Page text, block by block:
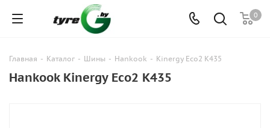
0
Главная - Каталог - Шины - Hankook - Kinergy Eco2 K435
Hankook Kinergy Eco2 K435